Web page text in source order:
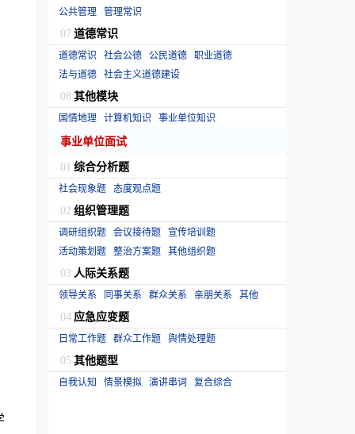
公共管理 管理常识
07 道德常识
道德常识 社会公德 公民道德 职业道德
法与道德 社会主义道德建设
08 其他模块
国情地理 计算机知识 事业单位知识
事业单位面试
01 综合分析题
社会现象题 态度观点题
02 组织管理题
调研组织题 会议接待题 宣传培训题
活动策划题 整治方案题 其他组织题
03 人际关系题
领导关系 同事关系 群众关系 亲朋关系 其他
04 应急应变题
日常工作题 群众工作题 舆情处理题
05 其他题型
自我认知 情景模拟 演讲串词 复合综合